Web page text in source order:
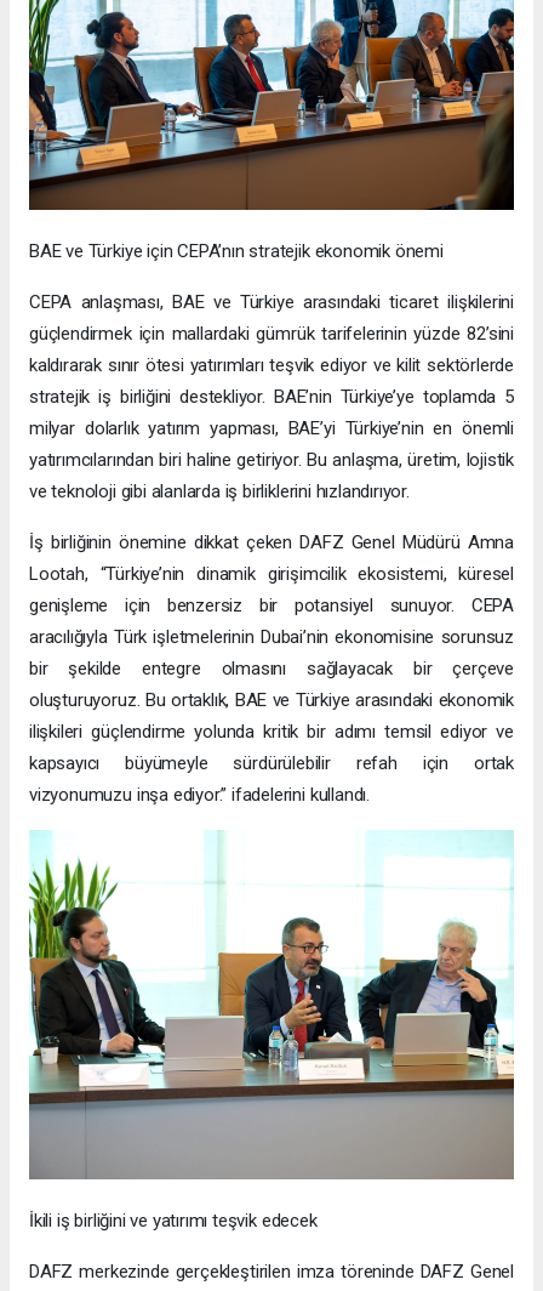
BAE ve Türkiye için CEPA’nın stratejik ekonomik önemi
CEPA anlaşması, BAE ve Türkiye arasındaki ticaret ilişkilerini
güçlendirmek için mallardaki gümrük tarifelerinin yüzde 82’sini
kaldırarak sınır ötesi yatırımları teşvik ediyor ve kilit sektörlerde
stratejik iş birliğini destekliyor. BAE’nin Türkiye’ye toplamda 5
milyar dolarlık yatırım yapması, BAE’yi Türkiye’nin en önemli
yatırımcılarından biri haline getiriyor. Bu anlaşma, üretim, lojistik
ve teknoloji gibi alanlarda iş birliklerini hızlandırıyor.
İş birliğinin önemine dikkat çeken DAFZ Genel Müdürü Amna
Lootah, “Türkiye’nin dinamik girişimcilik ekosistemi, küresel
genişleme için benzersiz bir potansiyel sunuyor. CEPA
aracılığıyla Türk işletmelerinin Dubai’nin ekonomisine sorunsuz
bir şekilde entegre olmasını sağlayacak bir çerçeve
oluşturuyoruz. Bu ortaklık, BAE ve Türkiye arasındaki ekonomik
ilişkileri güçlendirme yolunda kritik bir adımı temsil ediyor ve
kapsayıcı büyümeyle sürdürülebilir refah için ortak
vizyonumuzu inşa ediyor.” ifadelerini kullandı.
İkili iş birliğini ve yatırımı teşvik edecek
DAFZ merkezinde gerçekleştirilen imza töreninde DAFZ Genel